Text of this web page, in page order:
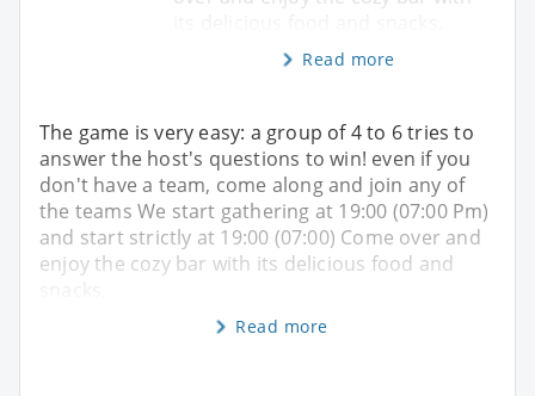
Read more
The game is very easy: a group of 4 to 6 tries to
answer the host's questions to win! even if you
don't have a team, come along and join any of
the teams We start gathering at 19:00 (07:00 Pm)
and start strictly at 19:00 (07:00) Come over and
enjoy the cozy bar with its delicious food and
Read more